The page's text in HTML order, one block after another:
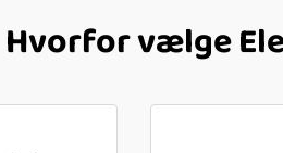
Hvorfor vælge